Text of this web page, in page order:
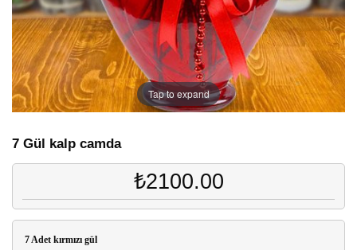
Tap to expand
7 Gül kalp camda
₺2100.00
7 Adet kırmızı gül